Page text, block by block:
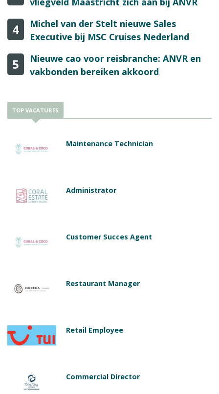
4
Michel van der Stelt nieuwe Sales
Executive bij MSC Cruises Nederland
5
Nieuwe cao voor reisbranche: ANVR en
vakbonden bereiken akkoord
TOP VACATURES
Maintenance Technician
Administrator
Customer Succes Agent
Restaurant Manager
Retail Employee
Commercial Director